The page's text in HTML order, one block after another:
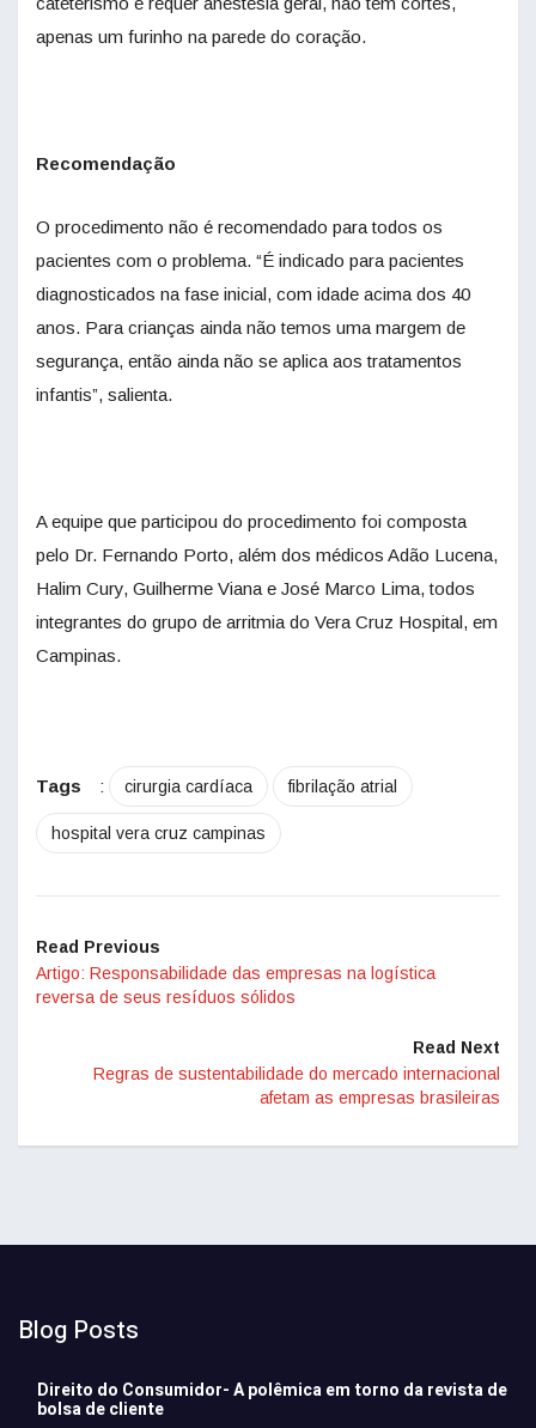
apenas um furinho na parede do coração.
Recomendação
O procedimento não é recomendado para todos os
pacientes com o problema. “É indicado para pacientes
diagnosticados na fase inicial, com idade acima dos 40
anos. Para crianças ainda não temos uma margem de
segurança, então ainda não se aplica aos tratamentos
infantis”, salienta.
A equipe que participou do procedimento foi composta
pelo Dr. Fernando Porto, além dos médicos Adão Lucena,
Halim Cury, Guilherme Viana e José Marco Lima, todos
integrantes do grupo de arritmia do Vera Cruz Hospital, em
Campinas.
Tags : cirurgia cardíaca fibrilação atrial
hospital vera cruz campinas
Read Previous
Artigo: Responsabilidade das empresas na logística
reversa de seus resíduos sólidos
Read Next
Regras de sustentabilidade do mercado internacional
afetam as empresas brasileiras
Blog Posts
Direito do Consumidor- A polêmica em torno da revista de
bolsa de cliente